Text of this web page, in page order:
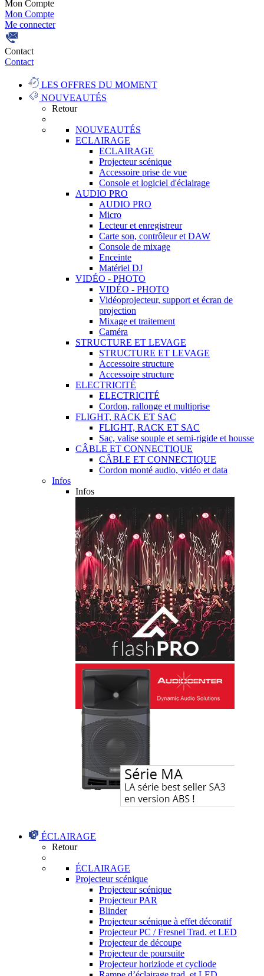
Mon Compte
Mon Compte
Me connecter
Contact
Contact
LES OFFRES DU MOMENT
NOUVEAUTÉS
Retour
NOUVEAUTÉS
ECLAIRAGE
ECLAIRAGE
Projecteur scénique
Accessoire prise de vue
Console et logiciel d'éclairage
AUDIO PRO
AUDIO PRO
Micro
Lecteur et enregistreur
Carte son, contrôleur et DAW
Console de mixage
Enceinte
Matériel DJ
VIDÉO - PHOTO
VIDÉO - PHOTO
Vidéoprojecteur, support et écran de
projection
Mixage et traitement
Caméra
STRUCTURE ET LEVAGE
STRUCTURE ET LEVAGE
Accessoire structure
Accessoire structure
ELECTRICITÉ
ELECTRICITÉ
Cordon, rallonge et multiprise
FLIGHT, RACK ET SAC
FLIGHT, RACK ET SAC
Sac, valise souple et semi-rigide et housse
CÂBLE ET CONNECTIQUE
CÂBLE ET CONNECTIQUE
Cordon monté audio, vidéo et data
Infos
Infos
ÉCLAIRAGE
Retour
ÉCLAIRAGE
Projecteur scénique
Projecteur scénique
Projecteur PAR
Blinder
Projecteur scénique à effet décoratif
Projecteur PC / Fresnel Trad. et LED
Projecteur de découpe
Projecteur de poursuite
Projecteur horiziode et cycliode